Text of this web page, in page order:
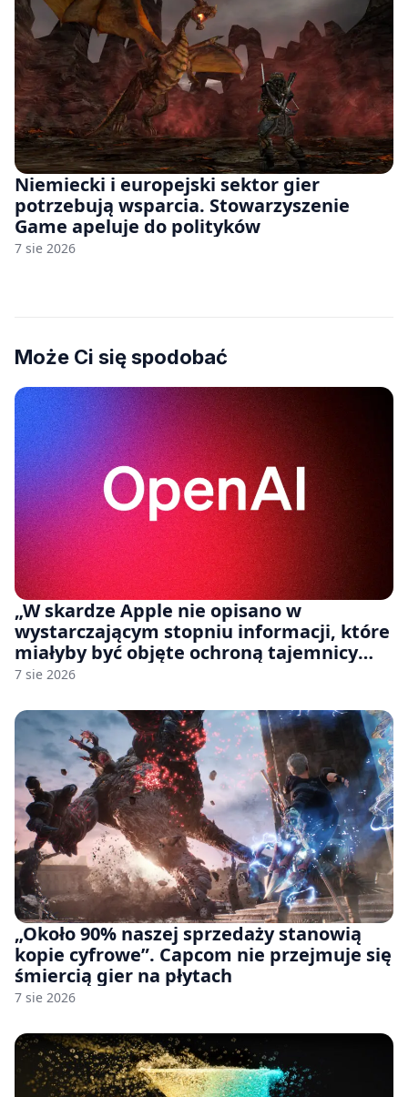
Niemiecki i europejski sektor gier
potrzebują wsparcia. Stowarzyszenie
Game apeluje do polityków
7 sie 2026
Może Ci się spodobać
„W skardze Apple nie opisano w
wystarczającym stopniu informacji, które
miałyby być objęte ochroną tajemnicy
handlowej”. OpenAI żąda odrzucenia
7 sie 2026
„Około 90% naszej sprzedaży stanowią
kopie cyfrowe”. Capcom nie przejmuje się
śmiercią gier na płytach
7 sie 2026